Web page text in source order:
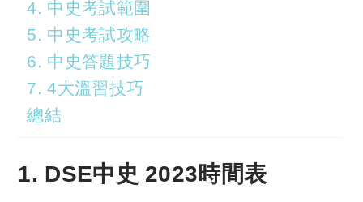
4. 中史考試範圍
5. 中史考試攻略
6. 中史答題技巧
7. 4大溫習技巧
總結
1. DSE中史 2023時間表